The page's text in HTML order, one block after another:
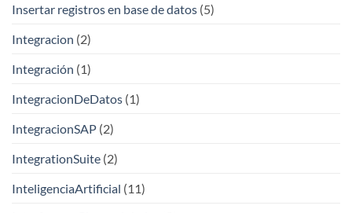
Insertar registros en base de datos (5)
Integracion (2)
Integración (1)
IntegracionDeDatos (1)
IntegracionSAP (2)
IntegrationSuite (2)
InteligenciaArtificial (11)